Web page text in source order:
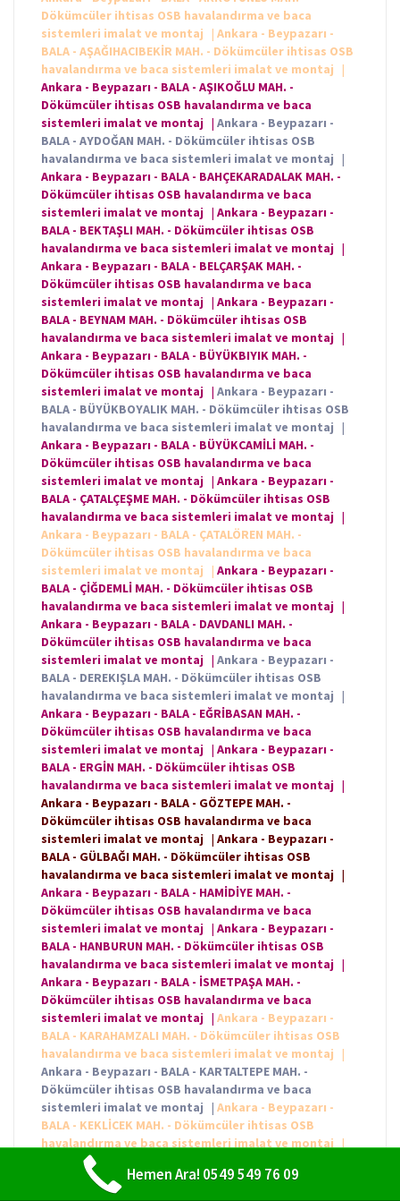
Dökümcüler ihtisas OSB havalandırma ve baca
sistemleri imalat ve montaj
| Ankara - Beypazarı -
BALA - AŞAĞIHACIBEKİR MAH. - Dökümcüler ihtisas OSB
havalandırma ve baca sistemleri imalat ve montaj
|
Ankara - Beypazarı - BALA - AŞIKOĞLU MAH. -
Dökümcüler ihtisas OSB havalandırma ve baca
sistemleri imalat ve montaj | Ankara - Beypazarı -
BALA - AYDOĞAN MAH. - Dökümcüler ihtisas OSB
havalandırma ve baca sistemleri imalat ve montaj |
Ankara - Beypazarı - BALA - BAHÇEKARADALAK MAH. -
Dökümcüler ihtisas OSB havalandırma ve baca
sistemleri imalat ve montaj | Ankara - Beypazarı -
BALA - BEKTAŞLI MAH. - Dökümcüler ihtisas OSB
havalandırma ve baca sistemleri imalat ve montaj |
Ankara - Beypazarı - BALA - BELÇARŞAK MAH. -
Dökümcüler ihtisas OSB havalandırma ve baca
sistemleri imalat ve montaj | Ankara - Beypazarı -
BALA - BEYNAM MAH. - Dökümcüler ihtisas OSB
havalandırma ve baca sistemleri imalat ve montaj |
Ankara - Beypazarı - BALA - BÜYÜKBIYIK MAH. -
Dökümcüler ihtisas OSB havalandırma ve baca
sistemleri imalat ve montaj | Ankara - Beypazarı -
BALA - BÜYÜKBOYALIK MAH. - Dökümcüler ihtisas OSB
havalandırma ve baca sistemleri imalat ve montaj |
Ankara - Beypazarı - BALA - BÜYÜKCAMİLİ MAH. -
Dökümcüler ihtisas OSB havalandırma ve baca
sistemleri imalat ve montaj | Ankara - Beypazarı -
BALA - ÇATALÇEŞME MAH. - Dökümcüler ihtisas OSB
havalandırma ve baca sistemleri imalat ve montaj |
Ankara - Beypazarı - BALA - ÇATALÖREN MAH. -
Dökümcüler ihtisas OSB havalandırma ve baca
sistemleri imalat ve montaj
| Ankara - Beypazarı -
BALA - ÇİĞDEMLİ MAH. - Dökümcüler ihtisas OSB
havalandırma ve baca sistemleri imalat ve montaj |
Ankara - Beypazarı - BALA - DAVDANLI MAH. -
Dökümcüler ihtisas OSB havalandırma ve baca
sistemleri imalat ve montaj | Ankara - Beypazarı -
BALA - DEREKIŞLA MAH. - Dökümcüler ihtisas OSB
havalandırma ve baca sistemleri imalat ve montaj |
Ankara - Beypazarı - BALA - EĞRİBASAN MAH. -
Dökümcüler ihtisas OSB havalandırma ve baca
sistemleri imalat ve montaj | Ankara - Beypazarı -
BALA - ERGİN MAH. - Dökümcüler ihtisas OSB
havalandırma ve baca sistemleri imalat ve montaj |
Ankara - Beypazarı - BALA - GÖZTEPE MAH. -
Dökümcüler ihtisas OSB havalandırma ve baca
sistemleri imalat ve montaj | Ankara - Beypazarı -
BALA - GÜLBAĞI MAH. - Dökümcüler ihtisas OSB
havalandırma ve baca sistemleri imalat ve montaj |
Ankara - Beypazarı - BALA - HAMİDİYE MAH. -
Dökümcüler ihtisas OSB havalandırma ve baca
sistemleri imalat ve montaj | Ankara - Beypazarı -
BALA - HANBURUN MAH. - Dökümcüler ihtisas OSB
havalandırma ve baca sistemleri imalat ve montaj |
Ankara - Beypazarı - BALA - İSMETPAŞA MAH. -
Dökümcüler ihtisas OSB havalandırma ve baca
sistemleri imalat ve montaj | Ankara - Beypazarı -
BALA - KARAHAMZALI MAH. - Dökümcüler ihtisas OSB
havalandırma ve baca sistemleri imalat ve montaj
|
Ankara - Beypazarı - BALA - KARTALTEPE MAH. -
Dökümcüler ihtisas OSB havalandırma ve baca
sistemleri imalat ve montaj | Ankara - Beypazarı -
BALA - KEKLİCEK MAH. - Dökümcüler ihtisas OSB
havalandırma ve baca sistemleri imalat ve montaj
|
Ankara - Beypazarı - BALA - KERİŞLİ MAH. - Dökümcüler
ihtisas OSB havalandırma ve baca sistemleri imalat ve
montaj|Ankara - Beypazarı - BALA - KESİKKÖPRÜ
Hemen Ara! 0549 549 76 09